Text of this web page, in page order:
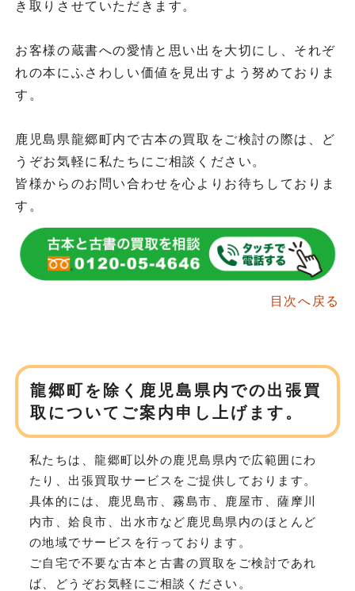
き取りさせていただきます。
お客様の蔵書への愛情と思い出を大切にし、それぞ
れの本にふさわしい価値を見出すよう努めておりま
す。
鹿児島県龍郷町内で古本の買取をご検討の際は、ど
うぞお気軽に私たちにご相談ください。
皆様からのお問い合わせを心よりお待ちしておりま
す。
目次へ戻る
龍郷町を除く鹿児島県内での出張買
取についてご案内申し上げます。
私たちは、龍郷町以外の鹿児島県内で広範囲にわ
たり、 出張買取サービスをご提供しております。
具体的には、鹿児島市、霧島市、鹿屋市、薩摩川
内市、姶良市、出水市など 鹿児島県内のほとんど
の地域でサービスを行っております。
ご自宅で不要な古本と古書の買取をご検討であれ
ば、どうぞお気軽にご相談ください。